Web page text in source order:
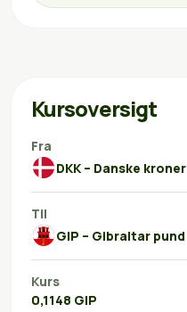
Kursoversigt
Fra
DKK – Danske kroner
Til
GIP – Gibraltar pund
Kurs
0,1148 GIP